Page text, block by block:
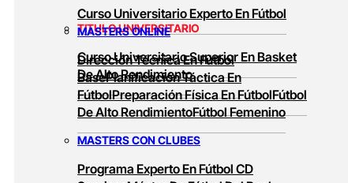
Curso Universitario Experto En Fútbol
TITULO UNIVERSITARIO
Curso Universitario Superior En Basket
De Alto Rendimiento
MASTERS ONLINE
Dirección Técnica En Fútbol
BasePlanificación Táctica En
FútbolPreparación Física En FútbolFútbol
De Alto RendimientoFútbol Femenino
MASTERS CON CLUBES
Programa Experto En Fútbol CD